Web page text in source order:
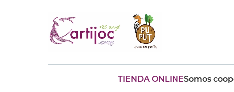
TIENDA ONLINESomos